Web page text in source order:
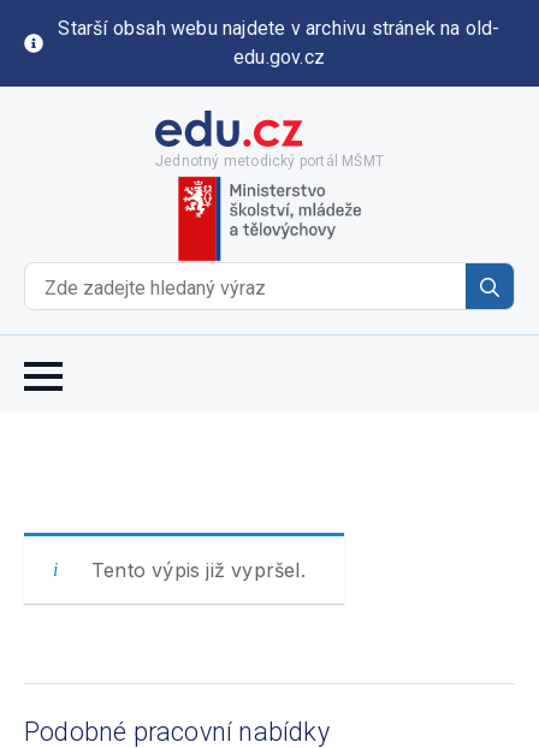
Starší obsah webu najdete v archivu stránek na old-
edu.gov.cz
Jednotný metodický portál MŠMT
for:
Tento výpis již vypršel.
Podobné pracovní nabídky